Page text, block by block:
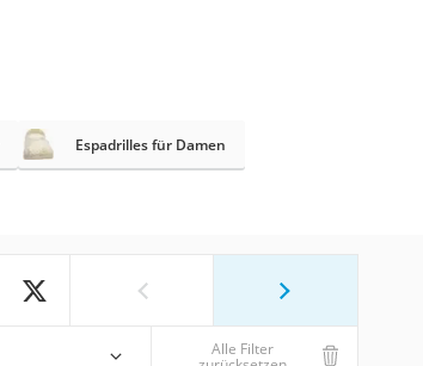
Espadrilles für Damen
Alle Filter